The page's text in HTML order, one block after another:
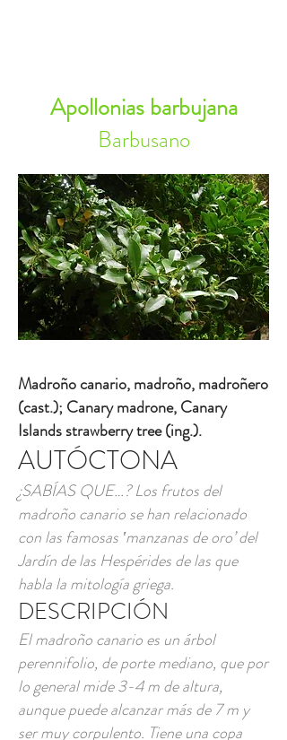
Apollonias barbujana
Barbusano
Madroño canario, madroño, madroñero
(cast.); Canary madrone, Canary
Islands strawberry tree (ing.).
AUTÓCTONA
¿SABÍAS QUE…? Los frutos del
madroño canario se han relacionado
con las famosas ‛manzanas de oro’ del
Jardín de las Hespérides de las que
habla la mitología griega.
DESCRIPCIÓN
El madroño canario es un árbol
perennifolio, de porte mediano, que por
lo general mide 3-4 m de altura,
aunque puede alcanzar más de 7 m y
ser muy corpulento. Tiene una copa